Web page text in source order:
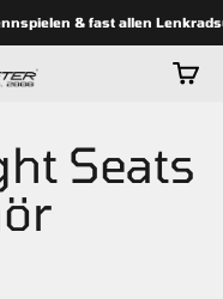
& fast allen